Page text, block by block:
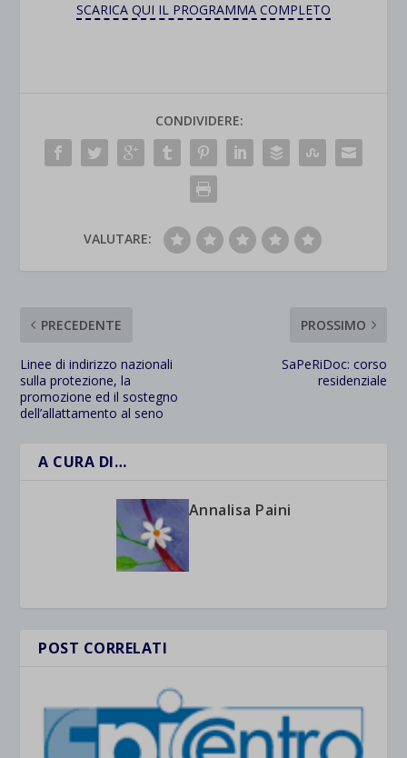
SCARICA QUI IL PROGRAMMA COMPLETO
CONDIVIDERE:
VALUTARE:
PRECEDENTE
Linee di indirizzo nazionali
sulla protezione, la
promozione ed il sostegno
dell’allattamento al seno
PROSSIMO
SaPeRiDoc: corso
residenziale
A CURA DI…
Annalisa Paini
POST CORRELATI